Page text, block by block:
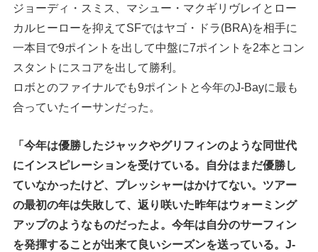
ジョーディ・スミス、マシュー・マクギリヴレイとロー
カルヒーローを抑えてSFではヤゴ・ドラ(BRA)を相手に
一本目で9ポイントを出して中盤に7ポイントを2本とコン
スタントにスコアを出して勝利。
ロボとのファイナルでも9ポイントと今年のJ-Bayに最も
合っていたイーサンだった。
「今年は優勝したジャックやグリフィンのような同世代
にインスピレーションを受けている。自分はまだ優勝し
ていなかったけど、プレッシャーはかけてない。ツアー
の最初の年は失敗して、返り咲いた昨年はウォーミング
アップのようなものだったよ。今年は自分のサーフィン
を発揮することが出来て良いシーズンを送っている。J-